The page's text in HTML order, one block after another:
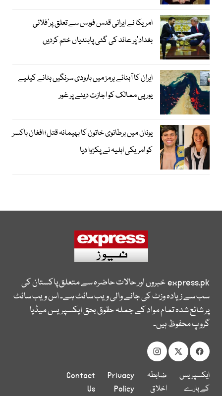
امریکا نے ایرانی قدس فورس سے تعلق پر’فلائی
بغداد‘پر عائد کی گئی پابندیاں ختم کردیں
ایران کا آبنائے ہرمز میں بارودی سرنگیں ہٹانے کیلیے
یورپی ممالک کو اجازت دینے پر غور
یونان میں برطانوی خاتون کا بہیمانہ قتل؛ افغان باکسر
کو امریکی اہلیہ نے پکڑوا دیا
express.pkخبروں اور حالات حاضرہ سے متعلق پاکستان کی
سب سے زیادہ وزٹ کی جانے والی ویب سائٹ ہے۔ اس ویب سائٹ
پر شائع شدہ تمام مواد کے جملہ حقوق بحق ایکسپریس میڈیا
گروپ محفوظ ہیں۔
ایکسپریس
کے بارے
ضابطہ
اخلاق
Privacy
Policy
Contact
Us